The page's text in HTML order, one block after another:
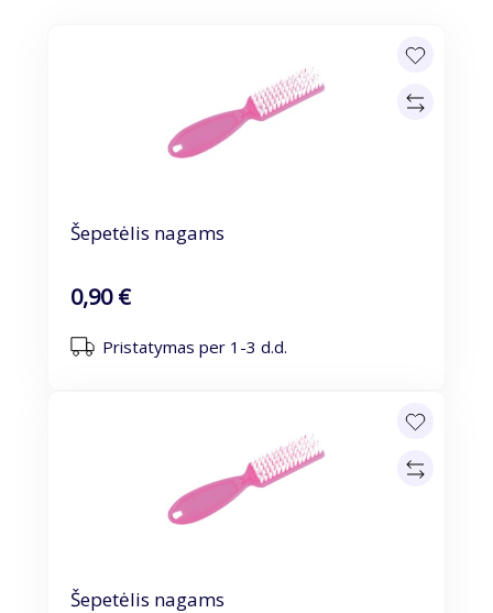
Šepetėlis nagams
0,90 €
Pristatymas per 1-3 d.d.
Šepetėlis nagams